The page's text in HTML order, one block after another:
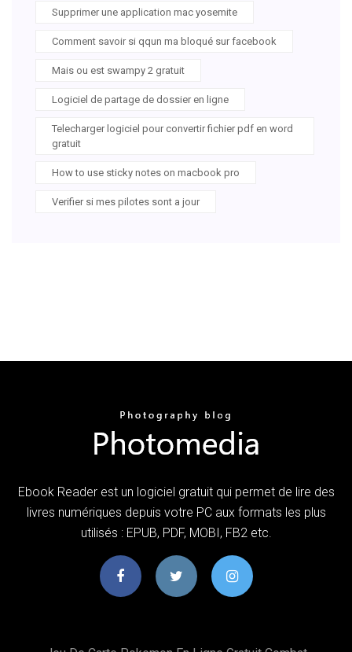
Supprimer une application mac yosemite
Comment savoir si qqun ma bloqué sur facebook
Mais ou est swampy 2 gratuit
Logiciel de partage de dossier en ligne
Telecharger logiciel pour convertir fichier pdf en word
gratuit
How to use sticky notes on macbook pro
Verifier si mes pilotes sont a jour
Ebook Reader est un logiciel gratuit qui permet de lire des
livres numériques depuis votre PC aux formats les plus
utilisés : EPUB, PDF, MOBI, FB2 etc.